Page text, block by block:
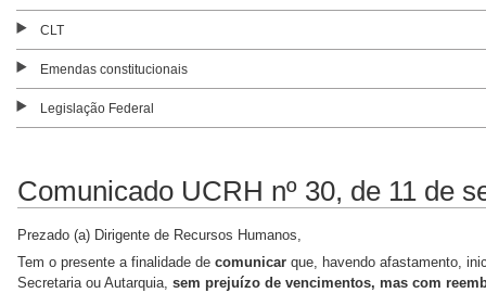
CLT
Emendas constitucionais
Legislação Federal
Comunicado UCRH nº 30, de 11 de
Prezado (a) Dirigente de Recursos Humanos,
Tem o presente a finalidade de comunicar que, havendo afastamento,
Secretaria ou Autarquia, sem prejuízo de vencimentos, mas com